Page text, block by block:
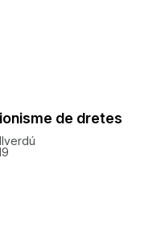
de dretes